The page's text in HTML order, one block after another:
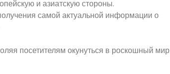
и азиатскую стороны.
самой актуальной информации о
посетителям окунуться в роскошный мир